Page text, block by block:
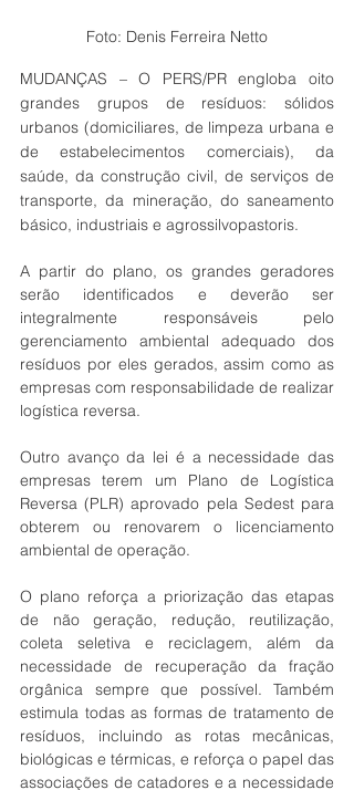
Foto: Denis Ferreira Netto
MUDANÇAS – O PERS/PR engloba oito
grandes grupos de resíduos: sólidos
urbanos (domiciliares, de limpeza urbana e
de estabelecimentos comerciais), da
saúde, da construção civil, de serviços de
transporte, da mineração, do saneamento
básico, industriais e agrossilvopastoris.
A partir do plano, os grandes geradores
serão identificados e deverão ser
integralmente responsáveis pelo
gerenciamento ambiental adequado dos
resíduos por eles gerados, assim como as
empresas com responsabilidade de realizar
logística reversa.
Outro avanço da lei é a necessidade das
empresas terem um Plano de Logística
Reversa (PLR) aprovado pela Sedest para
obterem ou renovarem o licenciamento
ambiental de operação.
O plano reforça a priorização das etapas
de não geração, redução, reutilização,
coleta seletiva e reciclagem, além da
necessidade de recuperação da fração
orgânica sempre que possível. Também
estimula todas as formas de tratamento de
resíduos, incluindo as rotas mecânicas,
biológicas e térmicas, e reforça o papel das
associações de catadores e a necessidade